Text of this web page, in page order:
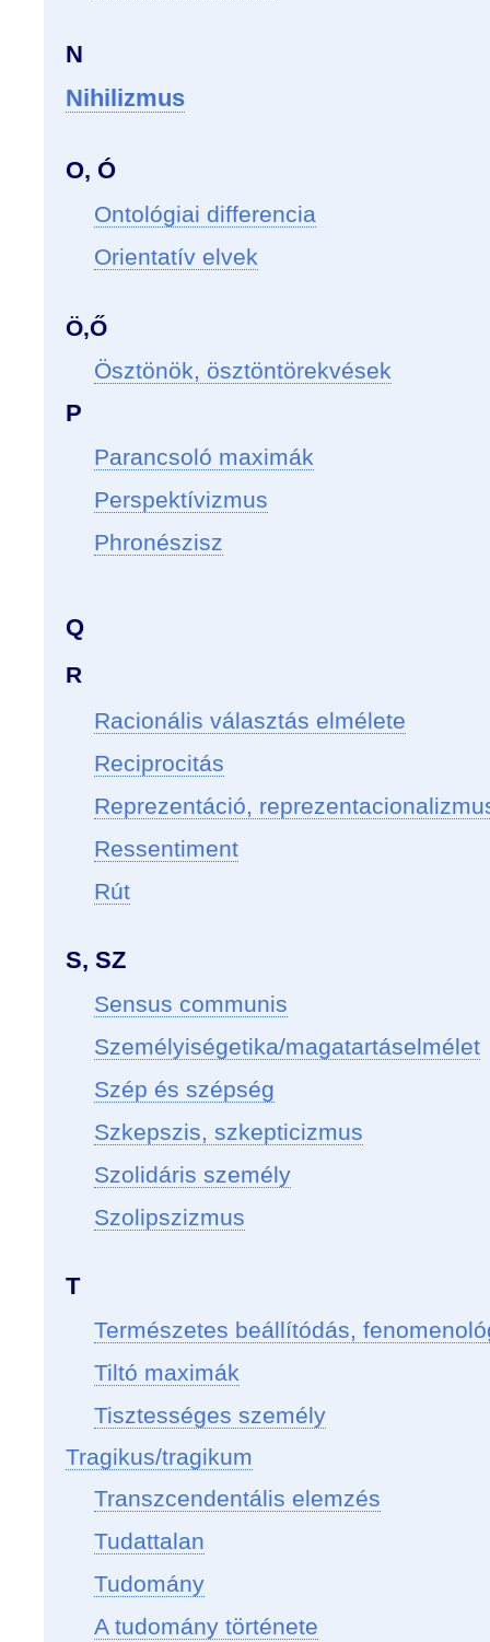
N
Nihilizmus
O, Ó
Ontológiai differencia
Orientatív elvek
Ö,Ő
Ösztönök, ösztöntörekvések
P
Parancsoló maximák
Perspektívizmus
Phronészisz
Q
R
Racionális választás elmélete
Reciprocitás
Reprezentáció,
Ressentiment
Rút
S, SZ
Sensus communis
Személyiségetika/magatartáselmélet
Szép és szépség
Szkepszis, szkepticizmus
Szolidáris személy
Szolipszizmus
T
Természetes beállítódás,
Tiltó maximák
Tisztességes személy
Tragikus/tragikum
Transzcendentális elemzés
Tudattalan
Tudomány
A tudomány története